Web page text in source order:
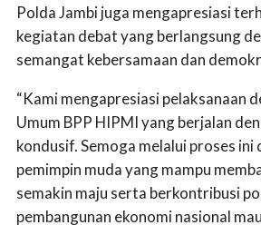
Polda Jambi juga mengapresiasi
kegiatan debat yang berlangsung
semangat kebersamaan dan
“Kami mengapresiasi pelaksanaan
Umum BPP HIPMI yang berjalan
kondusif. Semoga melalui proses
pemimpin muda yang mampu
semakin maju serta berkontribusi
pembangunan ekonomi nasional